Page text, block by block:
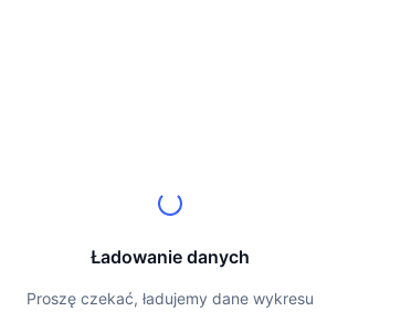
Ładowanie danych
Proszę czekać, ładujemy dane wykresu